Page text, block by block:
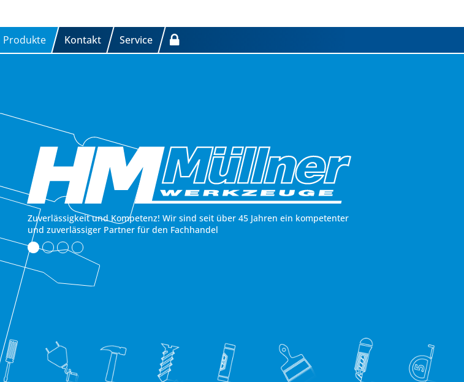
Produkte Kontakt Service
Zuverlässigkeit und Kompetenz! Wir sind seit über 45 Jahren ein kompetenter
und zuverlässiger Partner für den Fachhandel